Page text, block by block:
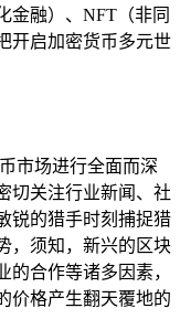
金融）、NFT（非同
开启加密货币多元世
市场进行全面而深
切关注行业新闻、社
锐的猎手时刻捕捉猎
，须知，新兴的区块
合作等诸多因素，
价格产生翻天覆地的